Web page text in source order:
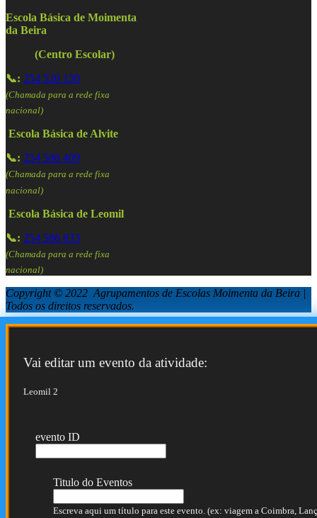
Escola Básica de Moimenta
da Beira
(Centro Escolar)
📞: 254 520 150
(Chamada para a rede fixa
nacional)
Escola Básica de Alvite
📞: 254 586 409
(Chamada para a rede fixa
nacional)
Escola Básica de Leomil
📞: 254 586 833
(Chamada para a rede fixa
nacional)
Copyright © 2022 Agrupamentos de Escolas Moimenta da Beira |
Todos os direitos reservados.
Vai editar um evento da atividade:
Leomil 2
evento ID
Titulo do Eventos
Escreva aqui um título para este evento. (ex: viagem a Coimbra,